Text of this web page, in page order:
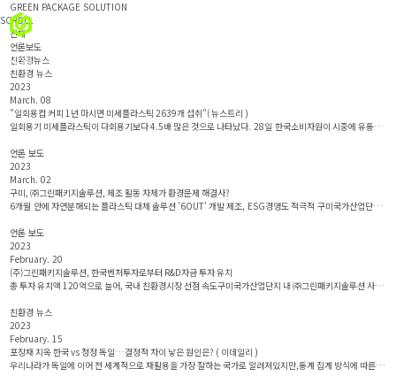
logo
KOR HOME
GREEN PACKAGE SOLUTION
SCROLL
전체
언론보도
친환경뉴스
친환경 뉴스
2023
March. 08
"일회용컵 커피 1년 마시면 미세플라스틱 2639개 섭취"( 뉴스트리 )
일회용기 미세플라스틱이 다회용기보다 4.5배 많은 것으로 나타났다. 28일 한국소비자원이 시중에 유통중
언론 보도
2023
March. 02
구미, ㈜그린패키지솔루션, 제조 활동 자체가 환경문제 해결사?
6개월 안에 자연분해되는 플라스틱 대체 솔루션 '6OUT' 개발 제조, ESG경영도 적극적 구미국가산업단지
언론 보도
2023
February. 20
(주)그린패키지솔루션, 한국벤처투자로부터 R&D자금 투자 유치
총 투자 유치액 120억으로 늘어, 국내 친환경시장 선점 속도구미국가산업단지 내 ㈜그린패키지솔루션 사업
부터 20억원..
친환경 뉴스
2023
February. 15
포장재 지옥 한국 vs 청정 독일…결정적 차이 낳은 원인은? ( 이데일리 )
우리나라가 독일에 이어 전 세계적으로 재활용을 가장 잘하는 국가로 알려져있지만,통계 집계 방식에 따른 허